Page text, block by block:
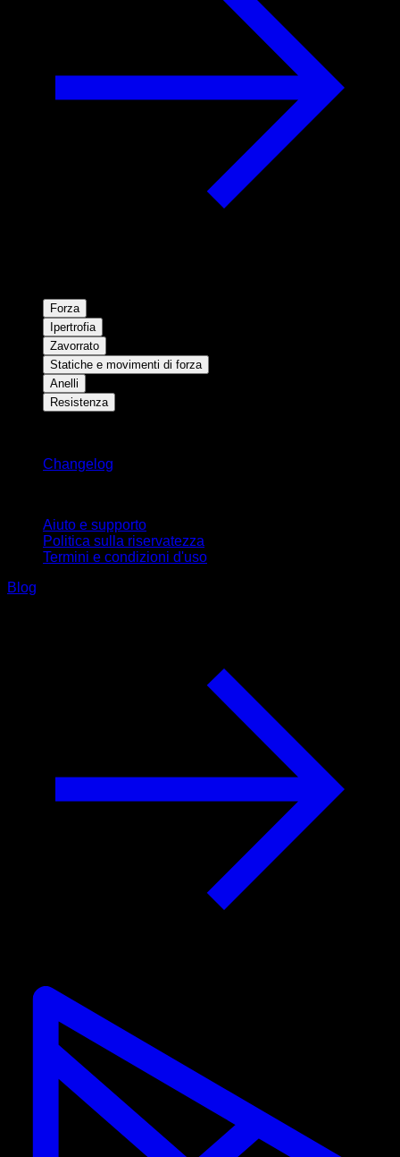
Forza
Ipertrofia
Zavorrato
Statiche e movimenti di forza
Anelli
Resistenza
Changelog
Aiuto e supporto
Politica sulla riservatezza
Termini e condizioni d'uso
Blog